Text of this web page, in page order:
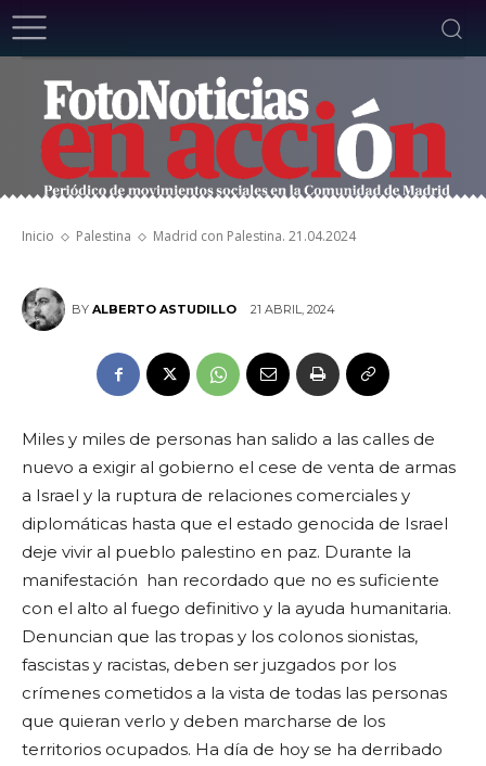
Inicio Palestina Madrid con Palestina. 21.04.2024
BY ALBERTO ASTUDILLO 21 ABRIL, 2024
Miles y miles de personas han salido a las calles de
nuevo a exigir al gobierno el cese de venta de armas
a Israel y la ruptura de relaciones comerciales y
diplomáticas hasta que el estado genocida de Israel
deje vivir al pueblo palestino en paz. Durante la
manifestación han recordado que no es suficiente
con el alto al fuego definitivo y la ayuda humanitaria.
Denuncian que las tropas y los colonos sionistas,
fascistas y racistas, deben ser juzgados por los
crímenes cometidos a la vista de todas las personas
que quieran verlo y deben marcharse de los
territorios ocupados. Ha día de hoy se ha derribado